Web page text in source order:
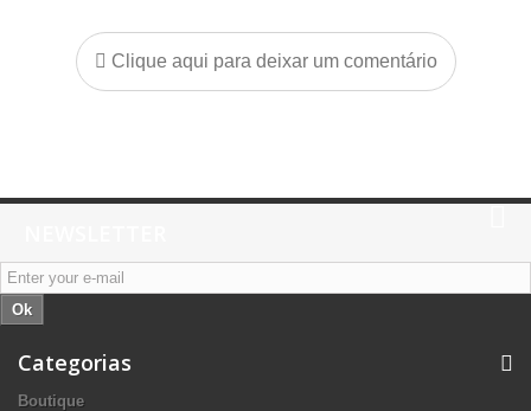
Clique aqui para deixar um comentário
Ok
Categorias
Boutique